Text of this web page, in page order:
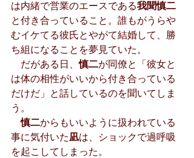
は内緒で営業のエースである我聞慎二
と付き合っていること。誰もがうらや
むイケてる彼氏とやがて結婚して、勝
ち組になることを夢見ていた。
だがある日、慎二が同僚と「彼女と
は体の相性がいいから付き合っている
だけだ」と話しているのを聞いてしま
う。
慎二からもいいように扱われている
事に気付いた凪は、ショックで過呼吸
を起こしてしまった。